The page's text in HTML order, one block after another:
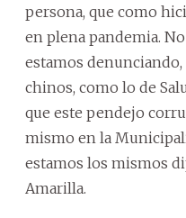
persona, que como
en plena pandemia.
estamos
chinos, como lo de
que este pendejo
mismo en la
estamos los mismos
Amarilla.